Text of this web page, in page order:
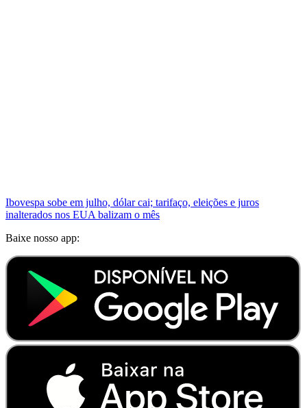
Ibovespa sobe em julho, dólar cai; tarifaço, eleições e juros
inalterados nos EUA balizam o mês
Baixe nosso app: